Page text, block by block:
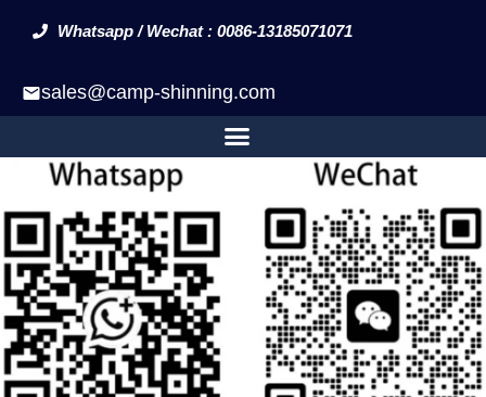
Whatsapp / Wechat : 0086-13185071071
sales@camp-shinning.com